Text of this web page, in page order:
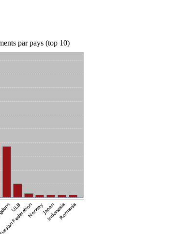
par pays (top 10)